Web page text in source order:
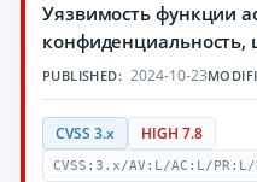
Уязвимость функции
конфиденциальность,
PUBLISHED: 2024-10-23
CVSS 3.x HIGH 7.8
CVSS:3.x/AV:L/AC:L/